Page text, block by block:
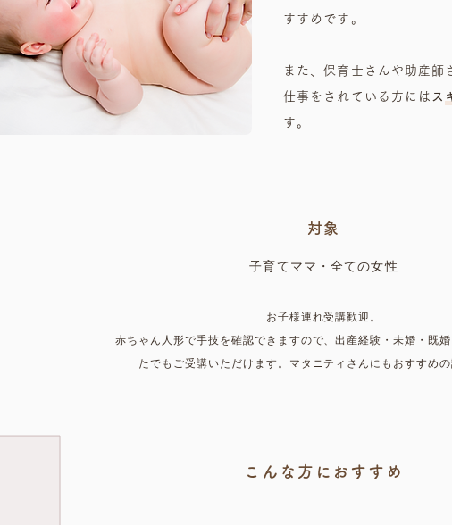
すすめです。
また、保育士さんや助産師
仕事をされている方には ス
す。
対象
子育てママ・全ての女性
​お子様連れ受講歓迎。
​赤ちゃん人形で手技を確認できますので、出産経験・未婚・既
たでもご受講いただけます。マタニティ さんにもおすすめの
こんな方におすすめ